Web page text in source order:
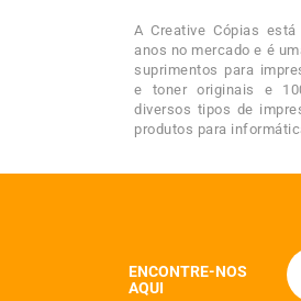
A Creative Cópias
anos no mercado e é
suprimentos para
e toner originais e
diversos tipos de
produtos para
ENCONTRE-NOS
AQUI